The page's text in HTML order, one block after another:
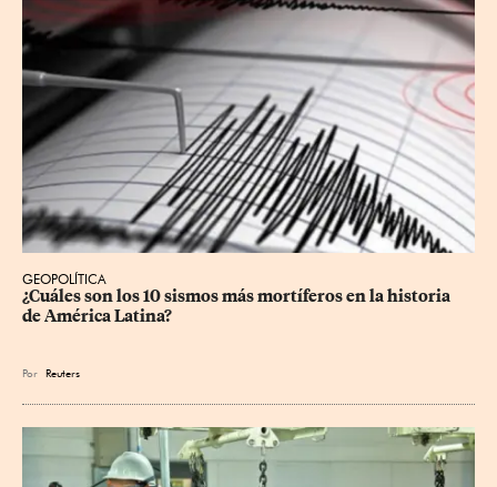
GEOPOLÍTICA
¿Cuáles son los 10 sismos más mortíferos en la historia
de América Latina?
Por Reuters